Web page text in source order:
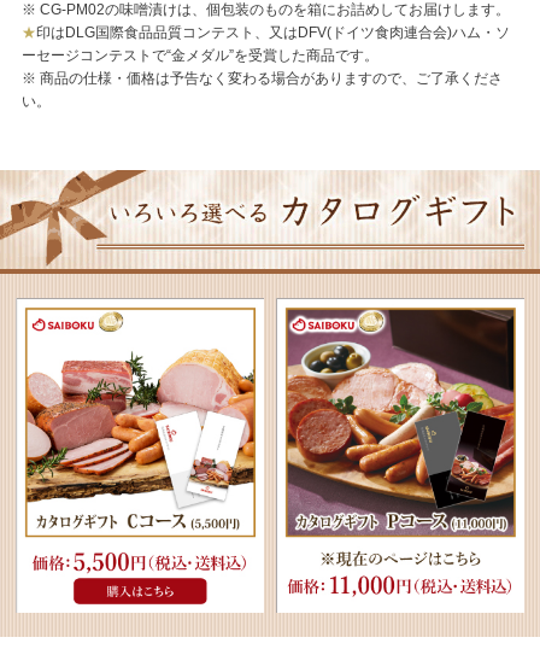
※ CG-PM02の味噌漬けは、個包装のものを箱にお詰めしてお届けします。
★印はDLG国際食品品質コンテスト、又はDFV(ドイツ食肉連合会)ハム・ソ
ーセージコンテストで“金メダル”を受賞した商品です。
※ 商品の仕様・価格は予告なく変わる場合がありますので、ご了承くださ
い。